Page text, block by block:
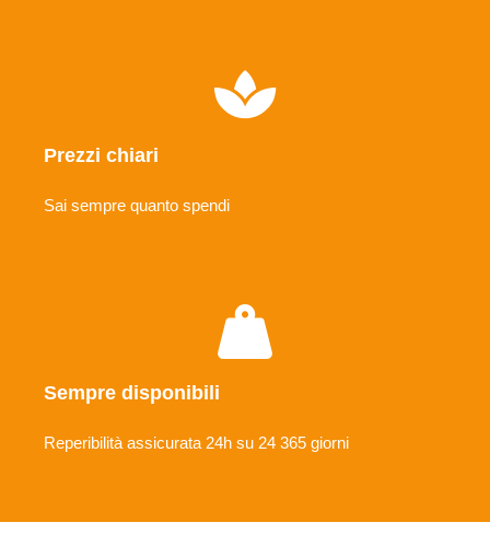
Prezzi chiari
Sai sempre quanto spendi
Sempre disponibili
Reperibilità assicurata 24h su 24 365 giorni